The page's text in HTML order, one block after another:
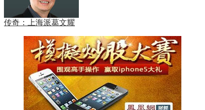
传奇：上海派葛文耀